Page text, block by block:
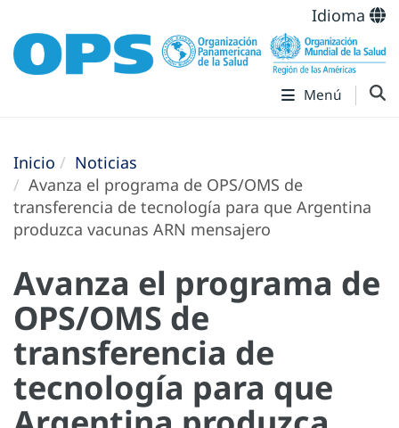
Idioma
Menú
Inicio
Noticias
Avanza el programa de OPS/OMS de
transferencia de tecnología para que Argentina
produzca vacunas ARN mensajero
Avanza el programa de
OPS/OMS de
transferencia de
tecnología para que